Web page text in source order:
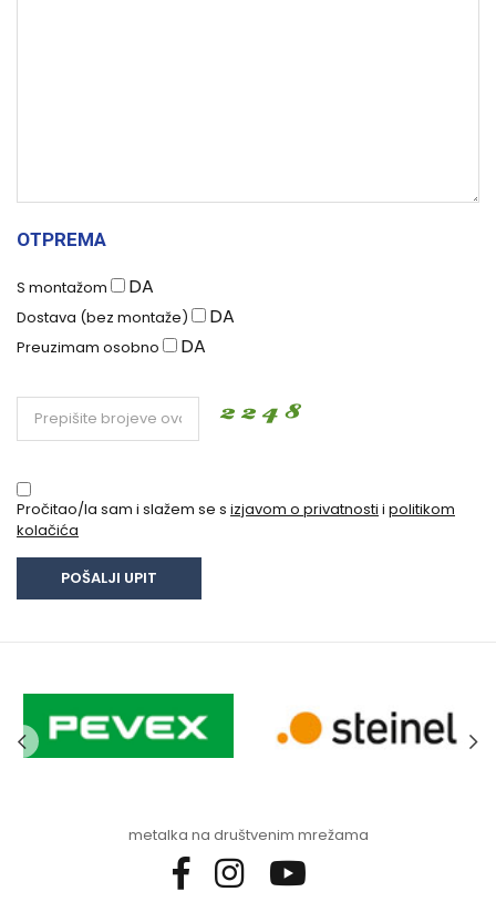
OTPREMA
S montažom DA
Dostava (bez montaže) DA
Preuzimam osobno DA
Pročitao/la sam i slažem se s izjavom o privatnosti i politikom
kolačića
metalka na društvenim mrežama